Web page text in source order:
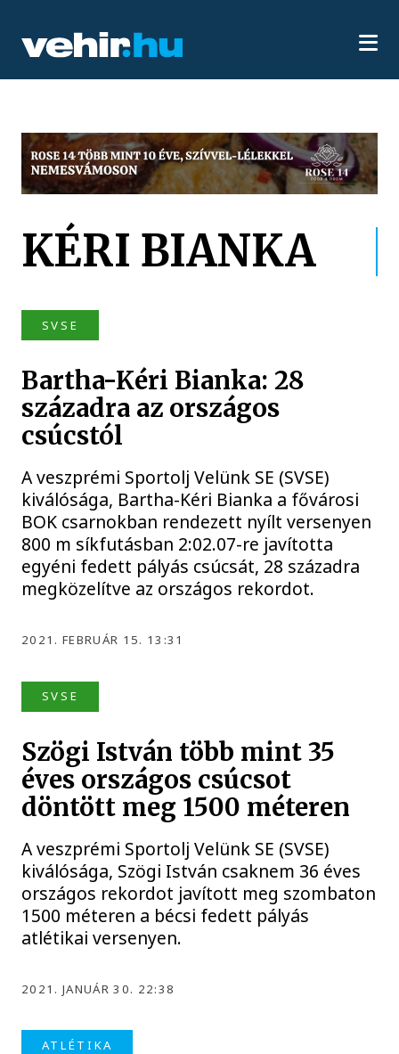
KÉRI BIANKA
SVSE
Bartha-Kéri Bianka: 28
századra az országos
csúcstól
A veszprémi Sportolj Velünk SE (SVSE)
kiválósága, Bartha-Kéri Bianka a fővárosi
BOK csarnokban rendezett nyílt versenyen
800 m síkfutásban 2:02.07-re javította
egyéni fedett pályás csúcsát, 28 századra
megközelítve az országos rekordot.
2021. FEBRUÁR 15. 13:31
SVSE
Szögi István több mint 35
éves országos csúcsot
döntött meg 1500 méteren
A veszprémi Sportolj Velünk SE (SVSE)
kiválósága, Szögi István csaknem 36 éves
országos rekordot javított meg szombaton
1500 méteren a bécsi fedett pályás
atlétikai versenyen.
2021. JANUÁR 30. 22:38
ATLÉTIKA